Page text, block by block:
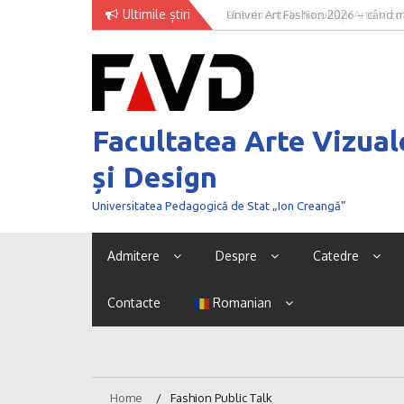
Ultimile știri
Univer Art Fashion 2026 – când
curaj de a fi văzut
Facultatea Arte
și Design
Universitatea Pedagogică de Stat „Ion Creangă”
Admitere Despre Catedre
Contacte Romanian
Home Fashion Public Talk